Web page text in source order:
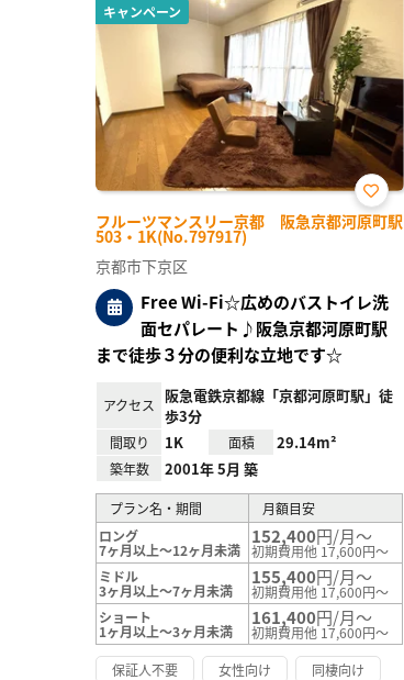
キャンペーン
フルーツマンスリー京都 阪急京都河原町駅
503・1K(No.797917)
お気
に入
京都市下京区
Free Wi-Fi☆広めのバストイレ洗
面セパレート♪阪急京都河原町駅
まで徒歩３分の便利な立地です☆
アクセス
阪急電鉄京都線「京都河原町駅」徒
歩3分
間取り 1K 面積 29.14m²
築年数 2001年 5月 築
プラン名・期間
月額目安
ロング
7ヶ月以上～12ヶ月未満
152,400円/月～
初期費用他 17,600円～
ミドル
3ヶ月以上～7ヶ月未満
155,400円/月～
初期費用他 17,600円～
ショート
1ヶ月以上～3ヶ月未満
161,400円/月～
初期費用他 17,600円～
保証人不要
女性向け
同棲向け